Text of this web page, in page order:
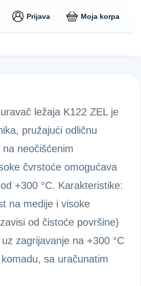
Prijava Moja korpa
ležaja K122 ZEL je
pružajući odličnu
neočišćenim
čvrstoće omogućava
+300 °C. Karakteristike:
na medije i visoke
od čistoće površine)
zagrijavanje na +300 °C
sa uračunatim